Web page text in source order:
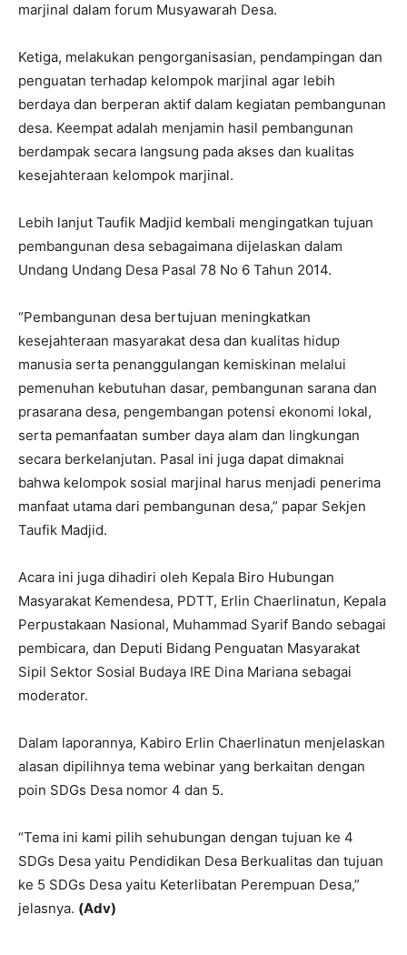
marjinal dalam forum Musyawarah Desa.
Ketiga, melakukan pengorganisasian, pendampingan dan
penguatan terhadap kelompok marjinal agar lebih
berdaya dan berperan aktif dalam kegiatan pembangunan
desa. Keempat adalah menjamin hasil pembangunan
berdampak secara langsung pada akses dan kualitas
kesejahteraan kelompok marjinal.
Lebih lanjut Taufik Madjid kembali mengingatkan tujuan
pembangunan desa sebagaimana dijelaskan dalam
Undang Undang Desa Pasal 78 No 6 Tahun 2014.
“Pembangunan desa bertujuan meningkatkan
kesejahteraan masyarakat desa dan kualitas hidup
manusia serta penanggulangan kemiskinan melalui
pemenuhan kebutuhan dasar, pembangunan sarana dan
prasarana desa, pengembangan potensi ekonomi lokal,
serta pemanfaatan sumber daya alam dan lingkungan
secara berkelanjutan. Pasal ini juga dapat dimaknai
bahwa kelompok sosial marjinal harus menjadi penerima
manfaat utama dari pembangun­an desa,” papar Sekjen
Taufik Madjid.
Acara ini juga dihadiri oleh Kepala Biro Hubungan
Masyarakat Kemendesa, PDTT, Erlin Chaerlinatun, Kepala
Perpustakaan Nasional, Muhammad Syarif Bando sebagai
pembicara, dan Deputi Bidang Penguatan Masyarakat
Sipil Sektor Sosial Budaya IRE Dina Mariana sebagai
moderator.
Dalam laporannya, Kabiro Erlin Chaerlinatun menjelaskan
alasan dipilihnya tema webinar yang berkaitan dengan
poin SDGs Desa nomor 4 dan 5.
“Tema ini kami pilih sehubungan dengan tujuan ke 4
SDGs Desa yaitu Pendidikan Desa Berkualitas dan tujuan
ke 5 SDGs Desa yaitu Keterlibatan Perempuan Desa,”
jelasnya. (Adv)